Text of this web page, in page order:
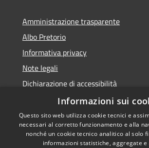
Amministrazione trasparente
Albo Pretorio
Informativa privacy
Note legali
Dichiarazione di accessibilità
Piano miglioramento sito
Informazioni sui
Questo sito web utilizza cookie tecnici e
necessari al corretto funzionamento e alla
nonché un cookie tecnico analitico al solo
informazioni statistiche, aggregate e